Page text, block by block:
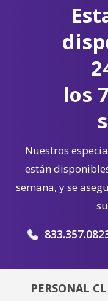
los
Nuestros
están
semana, y se
PERSONAL